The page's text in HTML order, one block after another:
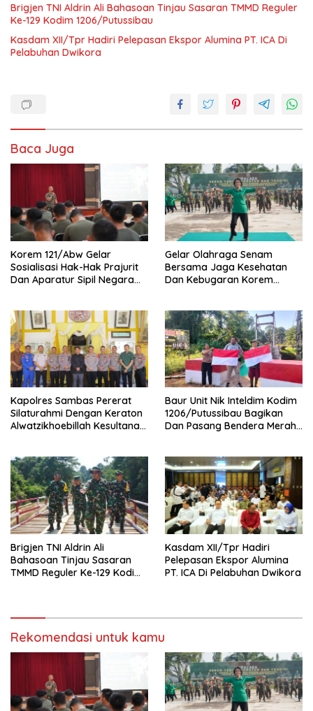
Brigjen TNI Aldrin Ali Bahasoan Tinjau Sasaran TMMD Reguler
Ke-129 Kodim 1206/Putussibau
Kasdam XII/Tpr Hadiri Pelepasan Ekspor Alumina PT. ICA Di
Pelabuhan Dwikora
Baca Juga
Korem 121/Abw Gelar
Sosialisasi Hak-Hak Prajurit
Dan Aparatur Sipil Negara
Gelar Olahraga Senam
Bersama Jaga Kesehatan
Dan Kebugaran Korem
Kekompakan
‎Kapolres Sambas Pererat
Silaturahmi Dengan Keraton
Alwatzikhoebillah Kesultanan
Baur Unit Nik Inteldim Kodim
1206/Putussibau Bagikan
Dan Pasang Bendera Merah
Brigjen TNI Aldrin Ali
Bahasoan Tinjau Sasaran
TMMD Reguler Ke-129 Kodim
Kasdam XII/Tpr Hadiri
Pelepasan Ekspor Alumina
PT. ICA Di Pelabuhan Dwikora
Rekomendasi untuk kamu